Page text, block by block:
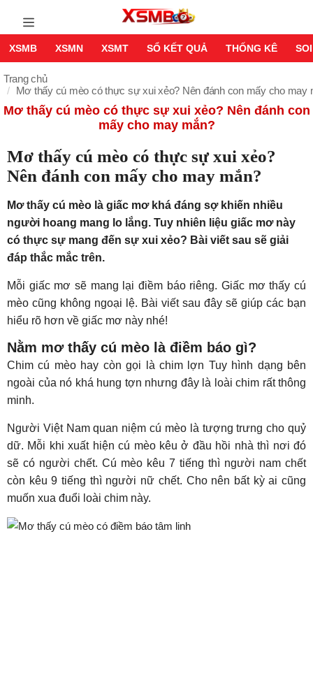
XSMB XSMN XSMT SỔ KẾT QUẢ THỐNG KÊ
Trang chủ
Mơ thấy cú mèo có thực sự xui xẻo? Nên đánh con mấy cho may
Mơ thấy cú mèo có thực sự xui xẻo? Nên đánh con
mấy cho may mắn?
Mơ thấy cú mèo có thực sự xui xẻo?
Nên đánh con mấy cho may mắn?
Mơ thấy cú mèo là giấc mơ khá đáng sợ khiến nhiều
người hoang mang lo lắng. Tuy nhiên liệu giấc mơ này
có thực sự mang đến sự xui xẻo? Bài viết sau sẽ giải
đáp thắc mắc trên.
Mỗi giấc mơ sẽ mang lại điềm báo riêng. Giấc mơ thấy cú
mèo cũng không ngoại lệ. Bài viết sau đây sẽ giúp các bạn
hiểu rõ hơn về giấc mơ này nhé!
Nằm mơ thấy cú mèo là điềm báo gì?
Chim cú mèo hay còn gọi là chim lợn Tuy hình dạng bên
ngoài của nó khá hung tợn nhưng đây là loài chim rất thông
minh.
Người Việt Nam quan niệm cú mèo là tượng trưng cho quỷ
dữ. Mỗi khi xuất hiện cú mèo kêu ở đầu hồi nhà thì nơi đó
sẽ có người chết. Cú mèo kêu 7 tiếng thì người nam chết
còn kêu 9 tiếng thì người nữ chết. Cho nên bất kỳ ai cũng
muốn xua đuổi loài chim này.